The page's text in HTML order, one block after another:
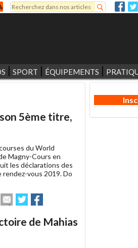
Formulaire de recherche
Rechercher
SPORT ÉQUIPEMENTS
5ème titre,
du World
Magny-Cours en
les déclarations des
vous 2019. Do
Envoyer
cet
à
Partager
sur sur
de Mahias